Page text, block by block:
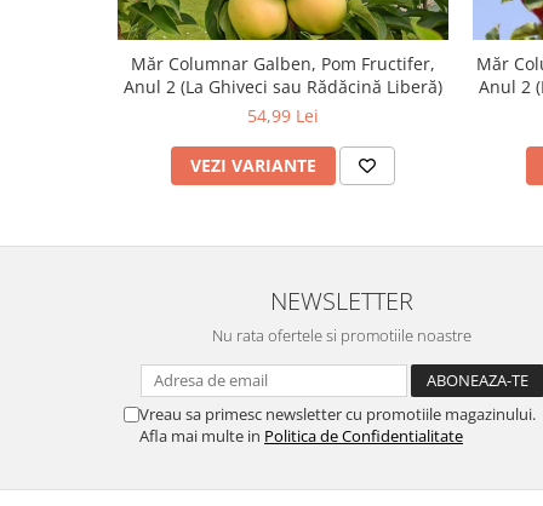
Măr Columnar Galben, Pom Fructifer,
Anul 2 (La Ghiveci sau Rădăcină Liberă)
54,99 Lei
VEZI VARIANTE
Măr
Anul 2
NEWSLETTER
Nu rata ofertele si promotiile noastre
Vreau sa primesc newsletter cu promotiile magazinului.
Afla mai multe in Politica de Confidentialitate